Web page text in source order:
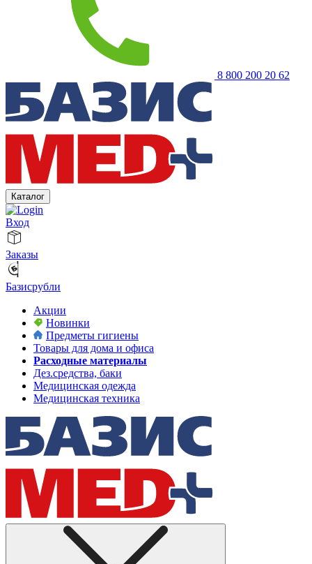
8 800 200 20 62
Каталог
Вход
Заказы
Базисрубли
Акции
Новинки
Предметы гигиены
Товары для дома и офиса
Расходные материалы
Дез.средства, баки
Медицинская одежда
Медицинская техника